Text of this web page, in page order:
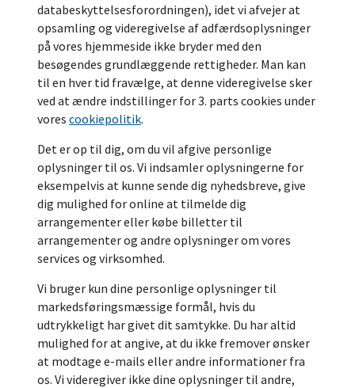
databeskyttelsesforordningen), idet vi afvejer at
opsamling og videregivelse af adfærdsoplysninger
på vores hjemmeside ikke bryder med den
besøgendes grundlæggende rettigheder. Man kan
til en hver tid fravælge, at denne videregivelse sker
ved at ændre indstillinger for 3. parts cookies under
vores cookiepolitik.
Det er op til dig, om du vil afgive personlige
oplysninger til os. Vi indsamler oplysningerne for
eksempelvis at kunne sende dig nyhedsbreve, give
dig mulighed for online at tilmelde dig
arrangementer eller købe billetter til
arrangementer og andre oplysninger om vores
services og virksomhed.
Vi bruger kun dine personlige oplysninger til
markedsføringsmæssige formål, hvis du
udtrykkeligt har givet dit samtykke. Du har altid
mulighed for at angive, at du ikke fremover ønsker
at modtage e-mails eller andre informationer fra
os. Vi videregiver ikke dine oplysninger til andre,